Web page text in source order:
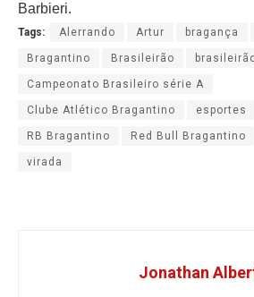
Barbieri.
Tags: Alerrando Artur bragança
Bragantino Brasileirão
Campeonato Brasileiro série A
Clube Atlético Bragantino esportes
RB Bragantino Red Bull Bragantino
virada
Jonathan